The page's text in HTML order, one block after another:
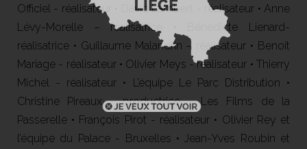
Officiel - réalisateur • David Lambert - réalisateur • Anne
Lévy-Morelle – réalisatrice • Bénédicte Lienard-
réalisatrice • Guillaume Malandrin – réalisateur • Benoit
Mariage - réalisateur • Olivier Meys - réalisateur • Thierry
Michel - réalisateur • L’équipe Le Parc Distribution •
Christine Pireaux - productrice - Les Films de la
Passerelle • François Pirot - réalisateur • Olivier Rey et
l’équipe du Palace - Bruxelles • Jean-Yves Roubin et